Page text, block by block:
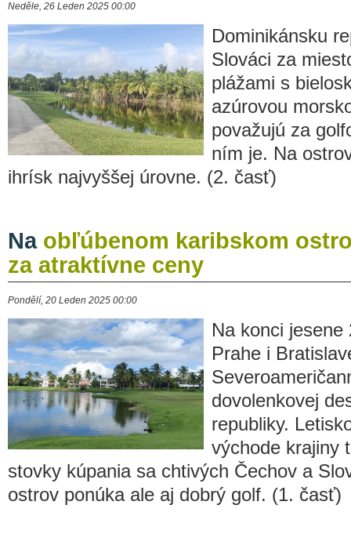
Neděle, 26 Leden 2025 00:00
Dominikánsku
Slováci za
plážami s
azúrovou
považujú za
ním je. Na
ihrísk najvyššej úrovne. (2. časť)
Naobľúbenom karibskom
za atraktívne ceny
Pondělí, 20 Leden 2025 00:00
Na konci
Prahe i
dovolenkovej
republiky.
východe krajiny
stovky kúpania sa chtivých Čechov a
ostrov ponúka ale aj dobrý golf. (1. časť)